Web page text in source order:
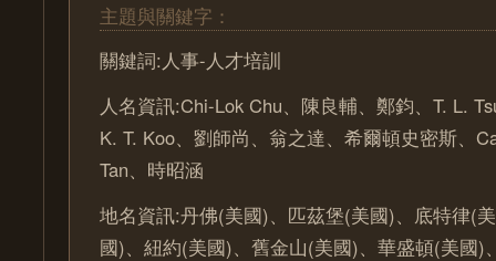
主題與關鍵字：
關鍵詞:人事-人才培訓
人名資訊:Chi-Lok Chu、陳良輔、鄭鈞、T. L.
K. T. Koo、劉師尚、翁之達、希爾頓史密斯、
Tan、時昭涵
地名資訊:丹佛(美國)、匹茲堡(美國)、底特律(
國)、紐約(美國)、舊金山(美國)、華盛頓(美國)